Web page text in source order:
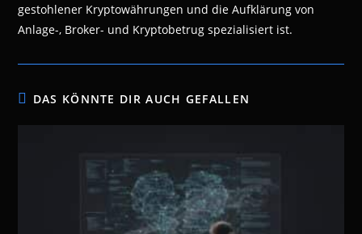
gestohlener Kryptowährungen und die Aufklärung von
Anlage-, Broker- und Kryptobetrug spezialisiert ist.
DAS KÖNNTE DIR AUCH GEFALLEN